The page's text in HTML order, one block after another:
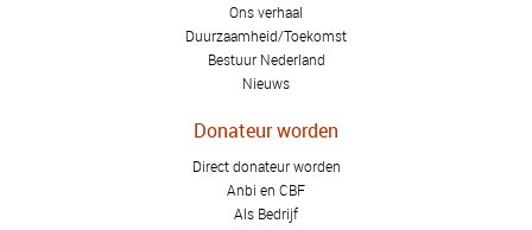
Ons verhaal
Duurzaamheid/Toekomst
Bestuur Nederland
Nieuws
Donateur worden
Direct donateur worden
Anbi en CBF
Als Bedrijf